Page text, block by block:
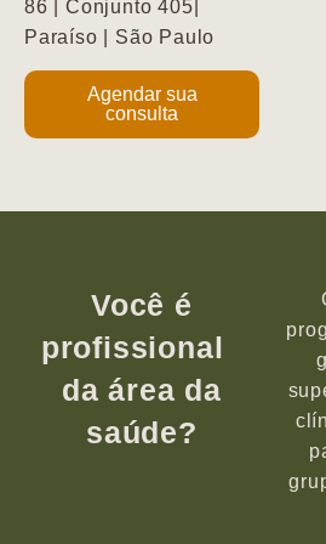
86 | Conjunto 405|
Paraíso | São Paulo
Agendar sua
consulta
Você é
profissional
da área da
saúde?